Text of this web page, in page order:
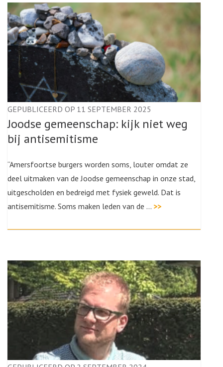
GEPUBLICEERD OP 11 SEPTEMBER 2025
Joodse gemeenschap: kijk niet weg
bij antisemitisme
“Amersfoortse burgers worden soms, louter omdat ze
deel uitmaken van de Joodse gemeenschap in onze stad,
uitgescholden en bedreigd met fysiek geweld. Dat is
antisemitisme. Soms maken leden van de … >>